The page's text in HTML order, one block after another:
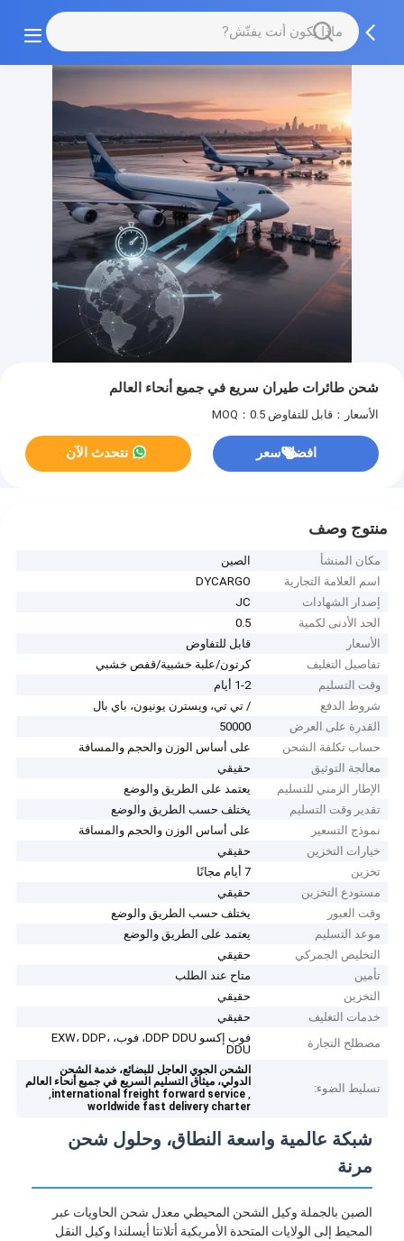
شحن طائرات طيران سريع في جميع أنحاء العالم
الأسعار：قابل للتفاوض MOQ：0.5
افضل سعر نتحدث الآن
منتوج وصف
مكان المنشأ
الصين
اسم العلامة التجارية
DYCARGO
إصدار الشهادات
JC
الحد الأدنى لكمية
0.5
الأسعار
قابل للتفاوض
تفاصيل التغليف
كرتون/علبة خشبية/قفص خشبي
وقت التسليم
1-2 أيام
شروط الدفع
/ تي تي، ويسترن يونيون، باي بال
القدرة على العرض
50000
حساب تكلفة الشحن
على أساس الوزن والحجم والمسافة
معالجة التوثيق
حقيقي
الإطار الزمني للتسليم
يعتمد على الطريق والوضع
تقدير وقت التسليم
يختلف حسب الطريق والوضع
نموذج التسعير
على أساس الوزن والحجم والمسافة
خيارات التخزين
حقيقي
تخزين
7 أيام مجانًا
مستودع التخزين
حقيقي
وقت العبور
يختلف حسب الطريق والوضع
موعد التسليم
يعتمد على الطريق والوضع
التخليص الجمركي
حقيقي
تأمين
متاح عند الطلب
التخزين
حقيقي
خدمات التغليف
حقيقي
مصطلح التجارة
فوب إكسو DDP DDU، فوب، EXW، DDP،
DDU
تسليط الضوء:
الشحن الجوي العاجل للبضائع، خدمة الشحن
الدولي، ميثاق التسليم السريع في جميع أنحاء العالم
,
international freight forward service
,
worldwide fast delivery charter
شبكة عالمية واسعة النطاق، وحلول شحن
مرنة
الصين بالجملة وكيل الشحن المحيطي معدل شحن الحاويات عبر
المحيط إلى الولايات المتحدة الأمريكية أتلانتا أيسلندا وكيل النقل